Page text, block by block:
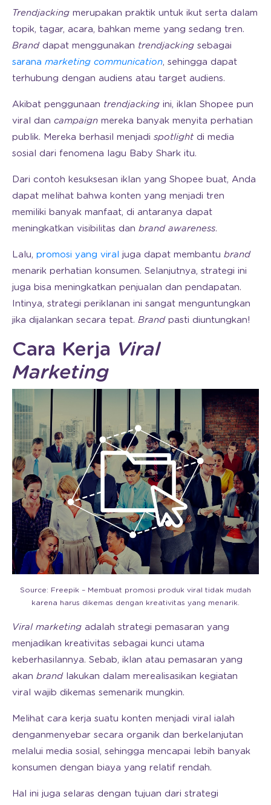
Trendjacking merupakan praktik untuk ikut serta dalam
topik, tagar, acara, bahkan meme yang sedang tren.
Brand dapat menggunakan trendjacking sebagai
sarana marketing communication, sehingga dapat
terhubung dengan audiens atau target audiens.
Akibat penggunaan trendjacking ini, iklan Shopee pun
viral dan campaign mereka banyak menyita perhatian
publik. Mereka berhasil menjadi spotlightdi media
sosial dari fenomena lagu Baby Shark itu.
Dari contoh kesuksesan iklan yang Shopee buat, Anda
dapat melihat bahwa konten yang menjadi tren
memiliki banyak manfaat, di antaranya dapat
meningkatkan visibilitas dan brand awareness.
Lalu, promosi yang viral juga dapat membantu brand
menarik perhatian konsumen. Selanjutnya, strategi ini
juga bisa meningkatkan penjualan dan pendapatan.
Intinya, strategi periklanan ini sangat menguntungkan
jika dijalankan secara tepat. Brand pasti diuntungkan!
Cara Kerja Viral
Marketing
Source: Freepik – Membuat promosi produk viral tidak mudah
karena harus dikemas dengan kreativitas yang menarik.
Viral marketing adalah strategi pemasaran yang
menjadikan kreativitas sebagai kunci utama
keberhasilannya. Sebab, iklan atau pemasaran yang
akan brand lakukan dalam merealisasikan kegiatan
viral wajib dikemas semenarik mungkin.
Melihat cara kerja suatu konten menjadi viral ialah
denganmenyebar secara organik dan berkelanjutan
melalui media sosial, sehingga mencapai lebih banyak
konsumen dengan biaya yang relatif rendah.
Hal ini juga selaras dengan tujuan dari strategi